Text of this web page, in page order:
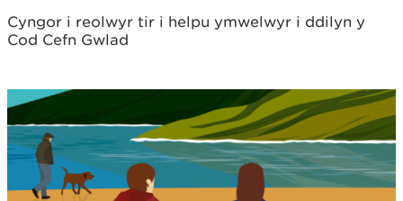
Cyngor i reolwyr tir i helpu ymwelwyr i ddilyn y
Cod Cefn Gwlad